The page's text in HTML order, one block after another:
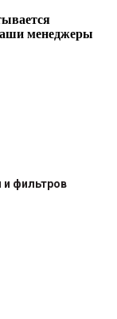
менеджеры
и фильтров